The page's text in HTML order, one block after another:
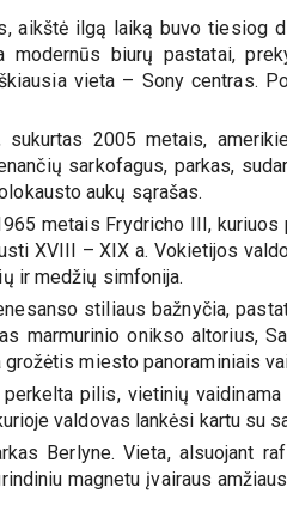
aikštė ilgą laiką buvo tiesiog
biurų pastatai,
vieta – Sony centras.
2005 metais,
sarkofagus, parkas,
aukų sąrašas.
metais Frydricho III,
XVIII – XIX a. Vokietijos
ir medžių simfonija.
stiliaus bažnyčia,
marmurinio onikso altorius,
miesto panoraminiais
pilis, vietinių vaidinama
valdovas lankėsi kartu su
Berlyne. Vieta, alsuojant
magnetu įvairaus